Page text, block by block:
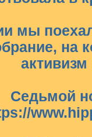
мы
на
Седьмой